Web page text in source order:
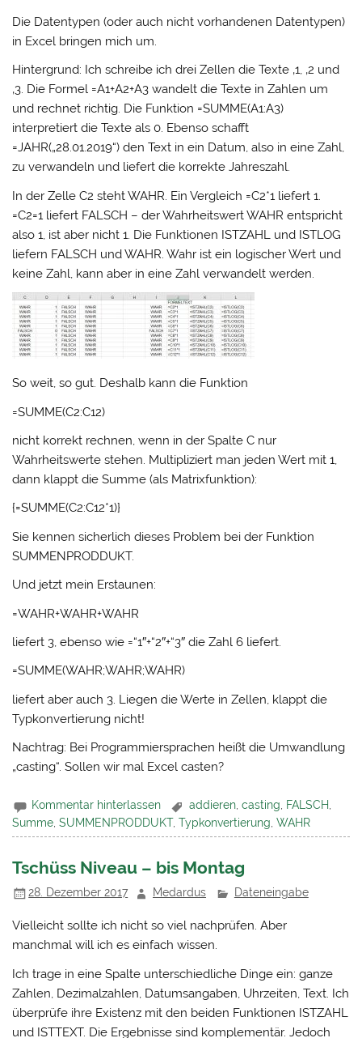
Die Datentypen (oder auch nicht vorhandenen Datentypen)
in Excel bringen mich um.
Hintergrund: Ich schreibe ich drei Zellen die Texte ‚1, ‚2 und
‚3. Die Formel =A1+A2+A3 wandelt die Texte in Zahlen um
und rechnet richtig. Die Funktion =SUMME(A1:A3)
interpretiert die Texte als 0. Ebenso schafft
=JAHR(„28.01.2019“) den Text in ein Datum, also in eine Zahl,
zu verwandeln und liefert die korrekte Jahreszahl.
In der Zelle C2 steht WAHR. Ein Vergleich =C2*1 liefert 1.
=C2=1 liefert FALSCH – der Wahrheitswert WAHR entspricht
also 1, ist aber nicht 1. Die Funktionen ISTZAHL und ISTLOG
liefern FALSCH und WAHR. Wahr ist ein logischer Wert und
keine Zahl, kann aber in eine Zahl verwandelt werden.
So weit, so gut. Deshalb kann die Funktion
=SUMME(C2:C12)
nicht korrekt rechnen, wenn in der Spalte C nur
Wahrheitswerte stehen. Multipliziert man jeden Wert mit 1,
dann klappt die Summe (als Matrixfunktion):
{=SUMME(C2:C12*1)}
Sie kennen sicherlich dieses Problem bei der Funktion
SUMMENPRODDUKT.
Und jetzt mein Erstaunen:
=WAHR+WAHR+WAHR
liefert 3, ebenso wie =“1″+“2″+“3″ die Zahl 6 liefert.
=SUMME(WAHR;WAHR;WAHR)
liefert aber auch 3. Liegen die Werte in Zellen, klappt die
Typkonvertierung nicht!
Nachtrag: Bei Programmiersprachen heißt die Umwandlung
„casting“. Sollen wir mal Excel casten?
Kommentar hinterlassen addieren,casting, FALSCH,
Summe ,SUMMENPRODDUKT,Typkonvertierung ,WAHR
Tschüss Niveau – bis Montag
28. Dezember 2017 Medardus Dateneingabe
Vielleicht sollte ich nicht so viel nachprüfen. Aber
manchmal will ich es einfach wissen.
Ich trage in eine Spalte unterschiedliche Dinge ein: ganze
Zahlen, Dezimalzahlen, Datumsangaben, Uhrzeiten, Text. Ich
überprüfe ihre Existenz mit den beiden Funktionen ISTZAHL
und ISTTEXT. Die Ergebnisse sind komplementär. Jedoch